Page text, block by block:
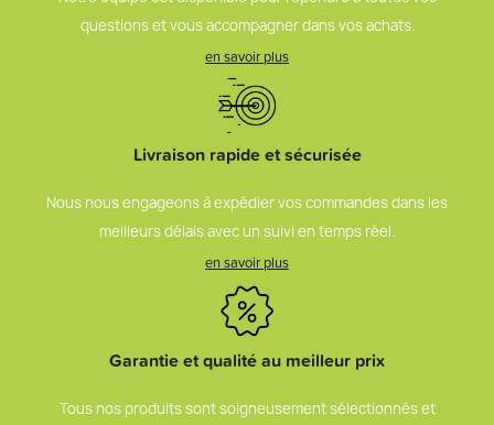
questions et vous accompagner dans vos achats.
en savoir plus
Livraison rapide et sécurisée
Nous nous engageons à expédier vos commandes dans les
meilleurs délais avec un suivi en temps réel.
en savoir plus
Garantie et qualité au meilleur prix
Tous nos produits sont soigneusement sélectionnés et